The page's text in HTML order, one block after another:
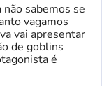
sabemos se
vagamos
vai apresentar
de goblins
é